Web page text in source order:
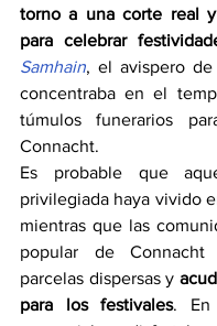
torno a una corte real
para celebrar
Samhain, el avispero
concentraba en el
túmulos funerarios
Connacht.
Es probable que
privilegiada haya vivido
mientras que las
popular de Connacht
parcelas dispersas y
para los festivales. En